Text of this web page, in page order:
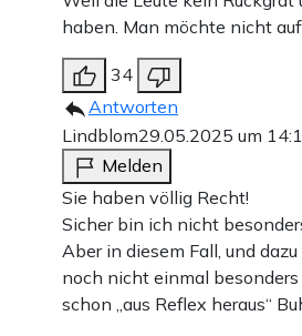
haben. Man möchte nicht
34
Antworten
Lindblom29.05.2025 um
Melden
Sie haben völlig Recht!
Sicher bin ich nicht
Aber in diesem Fall, und
noch nicht einmal
schon „aus Reflex heraus“